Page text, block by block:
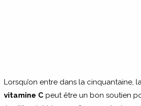
Lorsqu’on entre dans la cinquantaine,
vitamine C peut être un bon soutien